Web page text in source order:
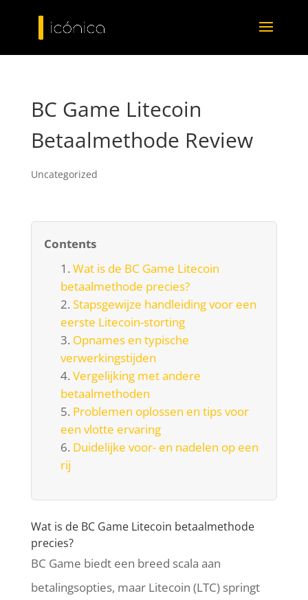
BC Game Litecoin
Betaalmethode Review
Uncategorized
Contents
Wat is de BC Game Litecoin
betaalmethode precies?
Stapsgewijze handleiding voor een
eerste Litecoin-storting
Opnames en typische
verwerkingstijden
Vergelijking met andere
betaalmethoden
Problemen oplossen en tips voor
een vlotte ervaring
Duidelijke voor- en nadelen op een
rij
Wat is de BC Game Litecoin betaalmethode
precies?
BC Game biedt een breed scala aan
betalingsopties, maar Litecoin (LTC) springt